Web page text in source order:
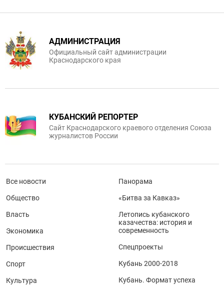
АДМИНИСТРАЦИЯ
Официальный сайт администрации
Краснодарского края
КУБАНСКИЙ РЕПОРТЕР
Сайт Краснодарского краевого отделения Союза
журналистов России
Все новости
Общество
Власть
Экономика
Происшествия
Спорт
Культура
Панорама
«Битва за Кавказ»
Летопись кубанского
казачества: история и
современность
Спецпроекты
Кубань 2000-2018
Кубань. Формат успеха